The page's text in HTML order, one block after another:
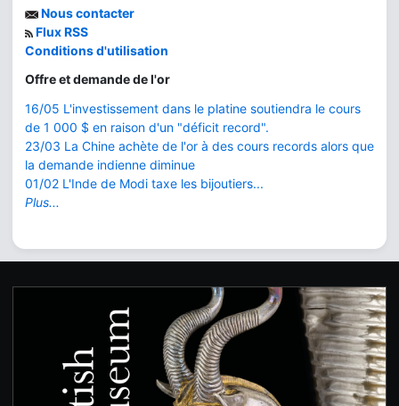
Nous contacter
Flux RSS
Conditions d'utilisation
Offre et demande de l'or
16/05 L'investissement dans le platine soutiendra le cours
de 1 000 $ en raison d'un "déficit record".
23/03 La Chine achète de l'or à des cours records alors que
la demande indienne diminue
01/02 L'Inde de Modi taxe les bijoutiers...
Plus...